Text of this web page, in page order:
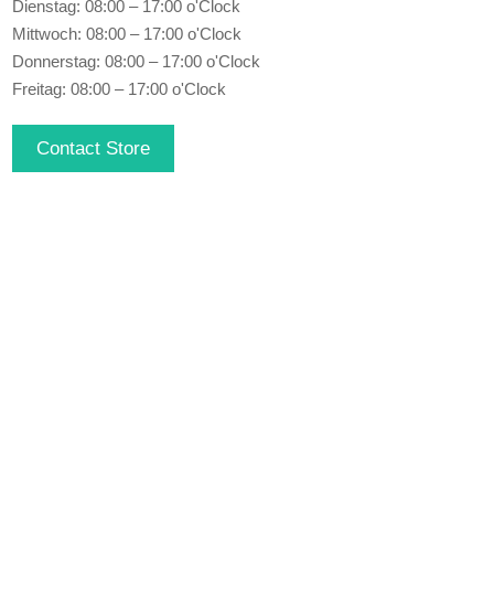
Dienstag: 08:00 – 17:00 o'Clock
Mittwoch: 08:00 – 17:00 o'Clock
Donnerstag: 08:00 – 17:00 o'Clock
Freitag: 08:00 – 17:00 o'Clock
Contact Store